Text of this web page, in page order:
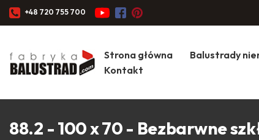
+48 720 755 700
Strona główna Balustrady
Kontakt
88.2 - 100 x 70 - Bezbarwne